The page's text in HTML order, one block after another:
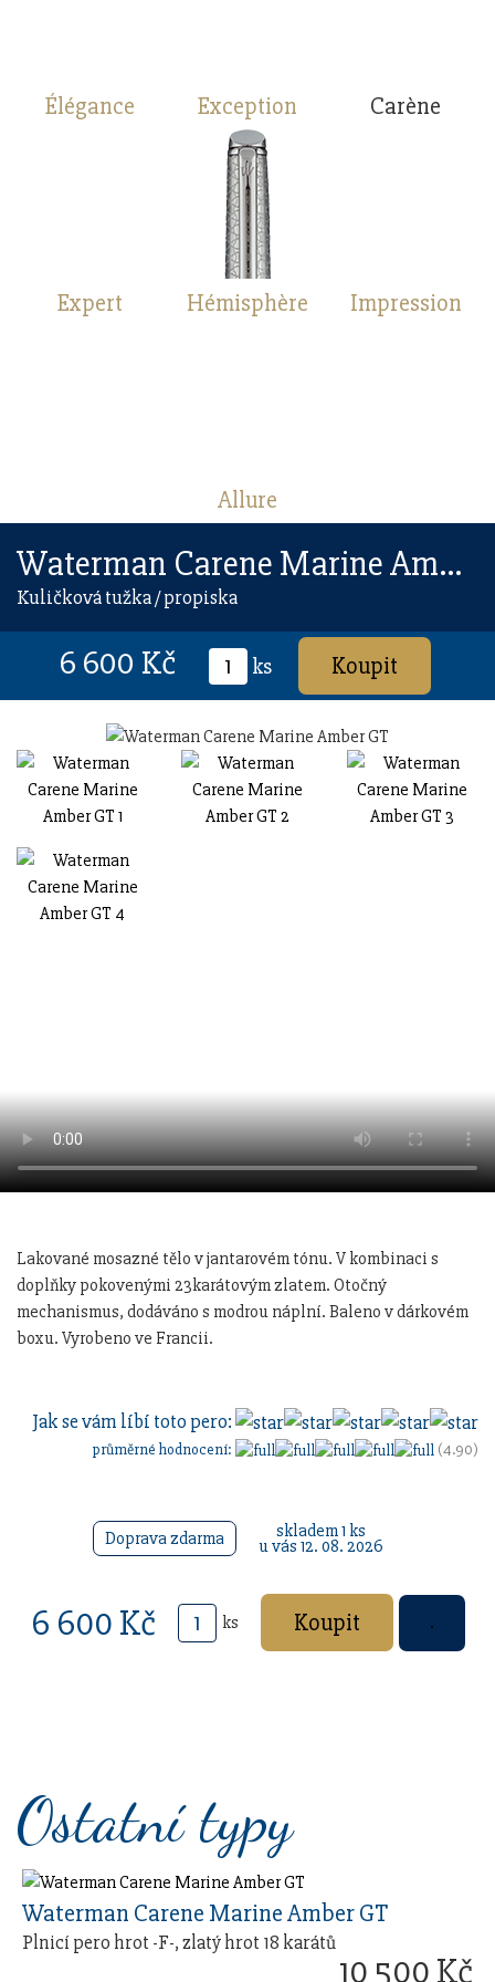
Élégance Exception Carène
Expert Hémisphère Impression
Allure
Waterman Carene Marine Amber GT
Kuličková tužka / propiska
6 600 Kč ks
Lakované mosazné tělo v jantarovém tónu. V kombinaci s
doplňky pokovenými 23karátovým zlatem. Otočný
mechanismus, dodáváno s modrou náplní. Baleno v dárkovém
boxu. Vyrobeno ve Francii.
Jak se vám líbí toto pero:
průměrné hodnocení: (4.90)
Doprava zdarma skladem 1 ks
u vás 12. 08. 2026
6 600 Kč ks
Ostatní typy
Waterman Carene Marine Amber GT
Plnicí pero hrot -F-, zlatý hrot 18 karátů
10 500 Kč